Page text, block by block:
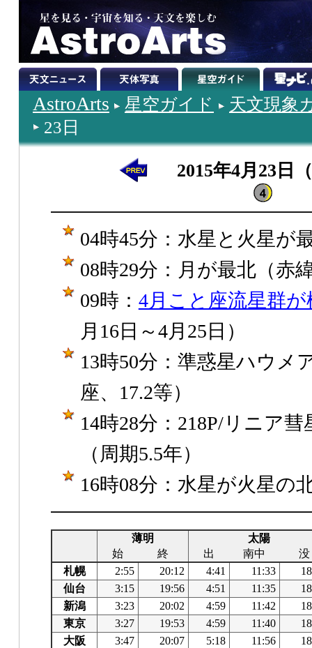
AstroArts 星空ガイド
天文現象
23日
2015年4月23日
04時45分：水星と火星が
08時29分：月が最北（赤緯
09時： 4月こと座流星群が
月16日～4月25日）
13時50分：準惑星ハウメ
座、17.2等）
14時28分：218P/リニア
（周期5.5年）
16時08分：水星が火星の
薄明
太陽
始
終 出 南中
没
札幌
2:55 20:12 4:41 11:33
仙台
3:15 19:56 4:51 11:35
新潟
3:23 20:02 4:59 11:42
東京
3:27 19:53 4:59 11:40
大阪
3:47 20:07 5:18 11:56